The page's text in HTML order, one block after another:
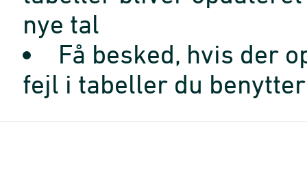
nye tal
Få besked, hvis der
fejl i tabeller du benytter